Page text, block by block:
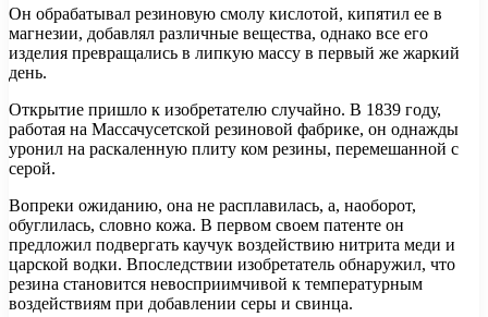
Он обрабатывал резиновую смолу кислотой, кипятил ее в
магнезии, добавлял различные вещества, однако все его
изделия превращались в липкую массу в первый же жаркий
день.
Открытие пришло к изобретателю случайно. В 1839 году,
работая на Массачусетской резиновой фабрике, он однажды
уронил на раскаленную плиту ком резины, перемешанной с
серой.
Вопреки ожиданию, она не расплавилась, а, наоборот,
обуглилась, словно кожа. В первом своем патенте он
предложил подвергать каучук воздействию нитрита меди и
царской водки. Впоследствии изобретатель обнаружил, что
резина становится невосприимчивой к температурным
воздействиям при добавлении серы и свинца.